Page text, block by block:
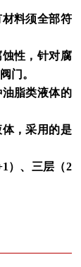
料须全部符
性，针对腐
门。
脂类液体的
，采用的是
）、三层（2